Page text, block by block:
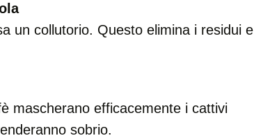
un collutorio. Questo elimina i residui e
mascherano efficacemente i cattivi
sobrio.